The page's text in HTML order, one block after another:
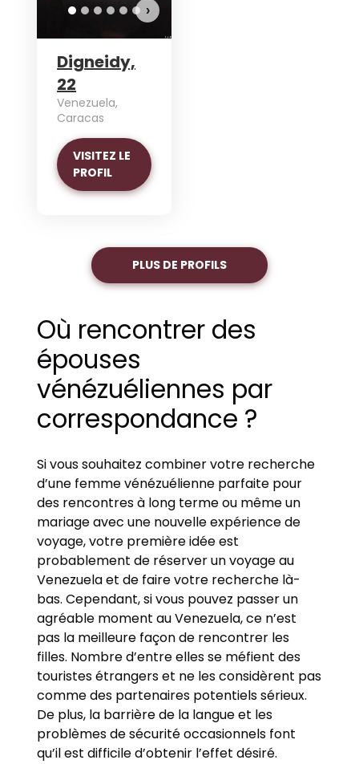
›
Digneidy,
22
Venezuela,
Caracas
VISITEZ LE
PROFIL
PLUS DE PROFILS
Où rencontrer des
épouses
vénézuéliennes par
correspondance ?
Si vous souhaitez combiner votre recherche
d’une femme vénézuélienne parfaite pour
des rencontres à long terme ou même un
mariage avec une nouvelle expérience de
voyage, votre première idée est
probablement de réserver un voyage au
Venezuela et de faire votre recherche là-
bas. Cependant, si vous pouvez passer un
agréable moment au Venezuela, ce n’est
pas la meilleure façon de rencontrer les
filles. Nombre d’entre elles se méfient des
touristes étrangers et ne les considèrent pas
comme des partenaires potentiels sérieux.
De plus, la barrière de la langue et les
problèmes de sécurité occasionnels font
qu’il est difficile d’obtenir l’effet désiré.